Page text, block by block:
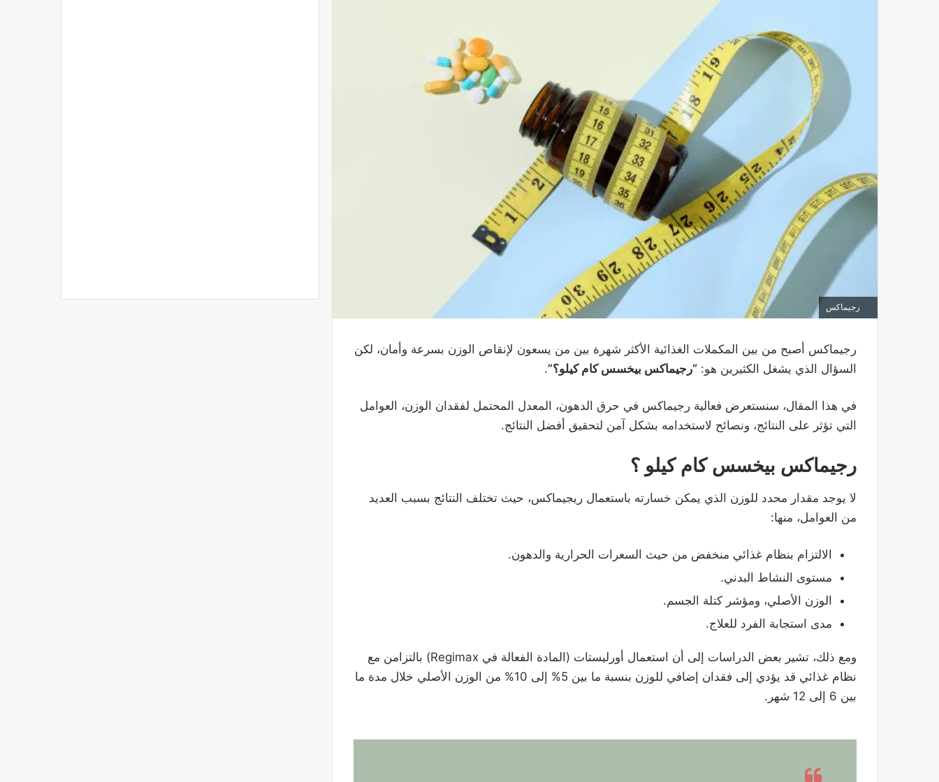
رجيماكس
رجيماكس أصبح من بين المكملات الغذائية الأكثر شهرة بين من يسعون لإنقاص الوزن بسرعة وأمان، لكن
السؤال الذي يشغل الكثيرين هو: “رجيماكس بيخسس كام كيلو؟”.
في هذا المقال، سنستعرض فعالية رجيماكس في حرق الدهون، المعدل المحتمل لفقدان الوزن، العوامل
التي تؤثر على النتائج، ونصائح لاستخدامه بشكل آمن لتحقيق أفضل النتائج.
رجيماكس بيخسس كام كيلو ؟
لا يوجد مقدار محدد للوزن الذي يمكن خسارته باستعمال ريجيماكس، حيث تختلف النتائج بسبب العديد
من العوامل، منها:
الالتزام بنظام غذائي منخفض من حيث السعرات الحرارية والدهون.
مستوى النشاط البدني.
الوزن الأصلي، ومؤشر كتلة الجسم.
مدى استجابة الفرد للعلاج.
ومع ذلك، تشير بعض الدراسات إلى أن استعمال أورليستات (المادة الفعالة في Regimax) بالتزامن مع
نظام غذائي قد يؤدي إلى فقدان إضافي للوزن بنسبة ما بين 5% إلى 10% من الوزن الأصلي خلال مدة ما
بين 6 إلى 12 شهر.